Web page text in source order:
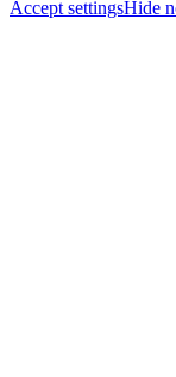
Accept settingsHide